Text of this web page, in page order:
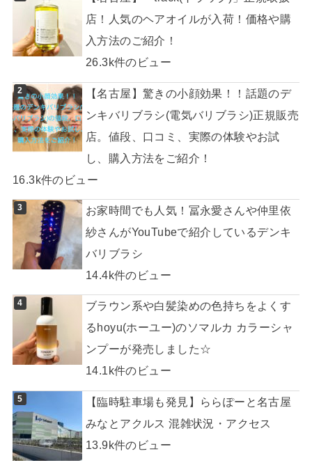
店！人気のヘアオイルが入荷！価格や購
入方法のご紹介！
26.3k件のビュー
【名古屋】驚きの小顔効果！！話題のデ
ンキバリブラシ(電気バリブラシ)正規販売
店。値段、口コミ、実際の体験やお試
し、購入方法をご紹介！
16.3k件のビュー
お家時間でも人気！冨永愛さんや仲里依
紗さんがYouTubeで紹介しているデンキ
バリブラシ
14.4k件のビュー
ブラウン系や白髪染めの色持ちをよくす
るhoyu(ホーユー)のソマルカ カラーシャ
ンプーが発売しました☆
14.1k件のビュー
【臨時駐車場も発見】ららぽーと名古屋
みなとアクルス 混雑状況・アクセス
13.9k件のビュー